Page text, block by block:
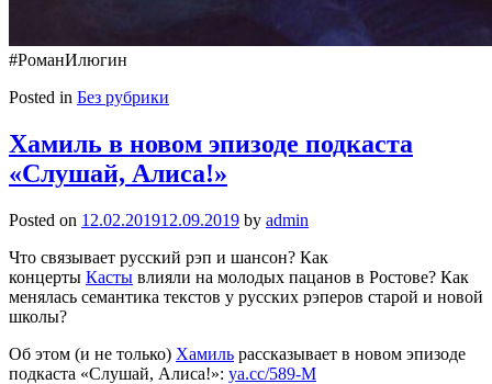
#РоманИлюгин
Posted in Без рубрики
Хамиль в новом эпизоде подкаста
«Слушай, Алиса!»
Posted on 12.02.201912.09.2019 by admin
Что связывает русский рэп и шансон? Как
концерты Касты влияли на молодых пацанов в Ростове? Как
менялась семантика текстов у русских рэперов старой и новой
школы?
Об этом (и не только) Хамиль рассказывает в новом эпизоде
подкаста «Слушай, Алиса!»: ya.cc/589-M